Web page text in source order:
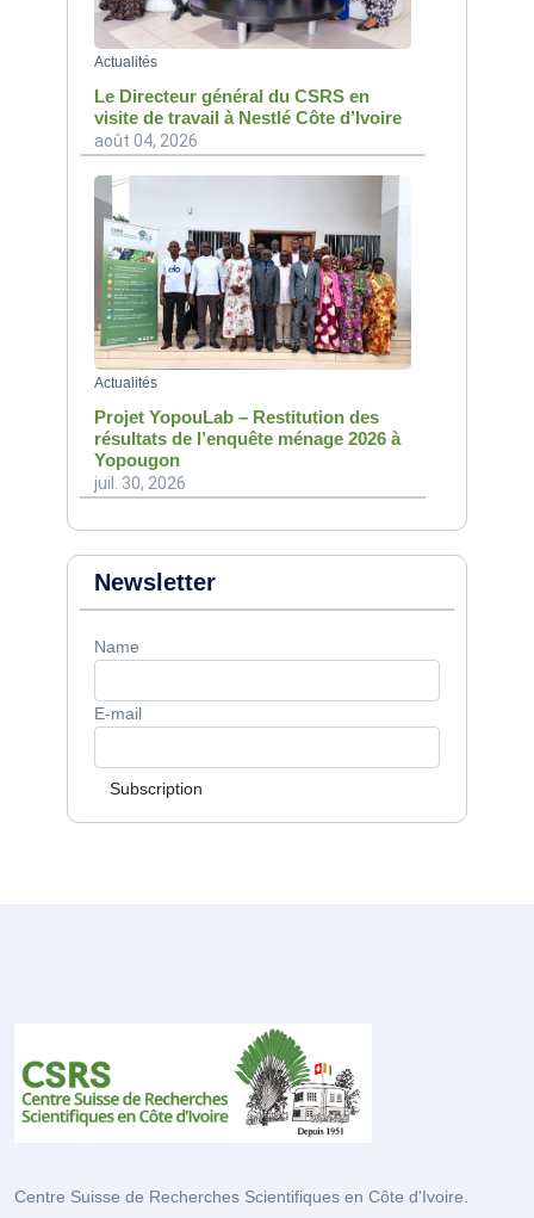
Actualités
Le Directeur général du CSRS en
visite de travail à Nestlé Côte d’Ivoire
août 04, 2026
Actualités
Projet YopouLab – Restitution des
résultats de l’enquête ménage 2026 à
Yopougon
juil. 30, 2026
Newsletter
Name
E-mail
Subscription
Centre Suisse de Recherches Scientifiques en Côte d'Ivoire.